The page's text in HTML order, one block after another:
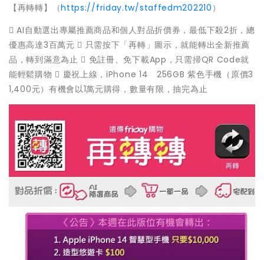
【再轉轉】（https://friday.tw/staffedm202210 ）
 AI自動選出專屬推薦商品和個人對品折價券，最低下殺2折，總
優惠高達3百萬元  只需按下「再轉」圖示，就能轉出全新推薦
品，轉到滿意為止  免註冊、免下載App，只需掃QR Code就
能輕鬆購物  慶祝上線，iPhone 14 256GB 紫色手機（原價3
1,400元）有機會以1萬元購得，數量有限，抽完為止